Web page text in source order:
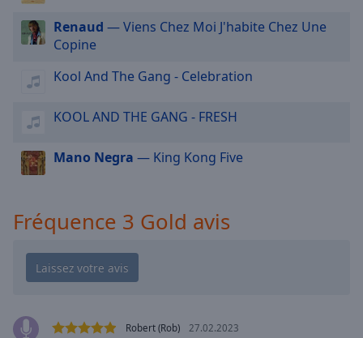
window.
Opacity
Background
Color
Opacity
Caption
Renaud — Viens Chez Moi J'habite Chez Une
Copine
Kool And The Gang - Celebration
KOOL AND THE GANG - FRESH
Mano Negra — King Kong Five
Fréquence 3 Gold avis
Robert (Rob) 27.02.2023